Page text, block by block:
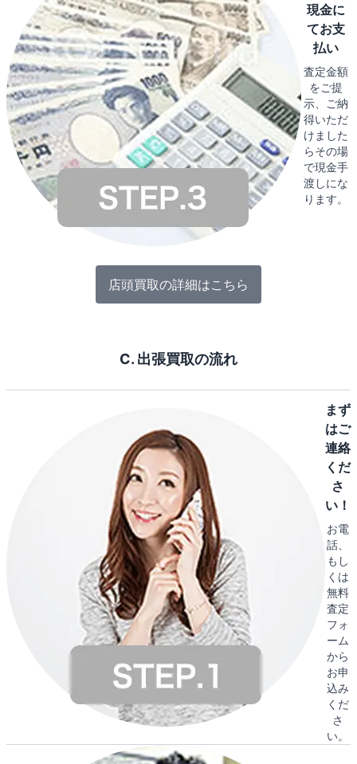
現金に
てお支
払い
査定金額
をご提
示、ご納
得いただ
けました
らその場
で現金手
渡しにな
ります。
店頭買取の詳細はこちら
C. 出張買取の流れ
まず
はご
連絡
くだ
さ
い！
お電
話、
もし
くは
無料
査定
フォ
ーム
から
お申
込み
くだ
さ
い。